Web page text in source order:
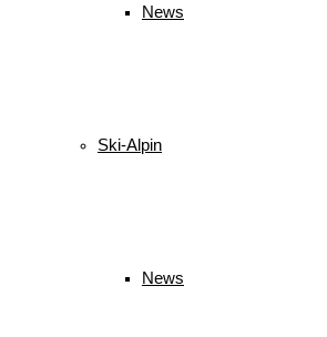
News
Ski-Alpin
News